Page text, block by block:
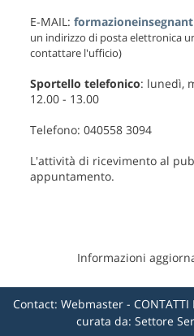
E-MAIL:
un indirizzo di posta elettronica
contattare l'ufficio)
Sportello telefonico: lunedì,
12.00 - 13.00
Telefono: 040558 3094
L'attività di ricevimento al
appuntamento.
Informazioni
Contact: Webmaster - CONTATTI
curata da: Settore